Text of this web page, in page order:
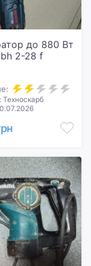
до 880 Вт
2-28 f